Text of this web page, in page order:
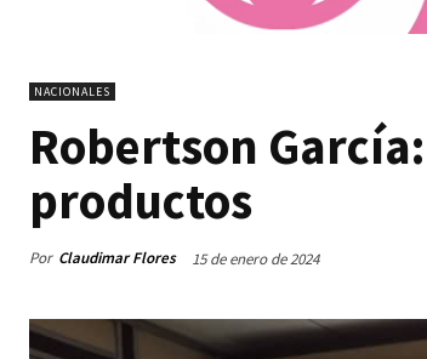
NACIONALES
Robertson
productos
Por Claudimar Flores 15 de enero de 2024